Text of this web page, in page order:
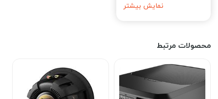
نمایش بیشتر
محصولات مرتبط